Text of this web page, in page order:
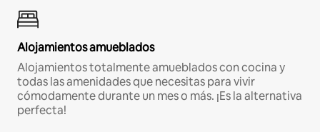
Alojamientos amueblados
Alojamientos totalmente amueblados con cocina y
todas las amenidades que necesitas para vivir
cómodamente durante un mes o más. ¡Es la alternativa
perfecta!